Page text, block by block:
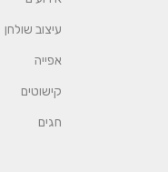
עיצוב שולחן
אפייה
קישוטים
חגים